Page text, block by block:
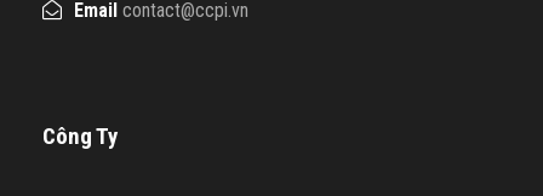
Email contact@ccpi.vn
Công Ty